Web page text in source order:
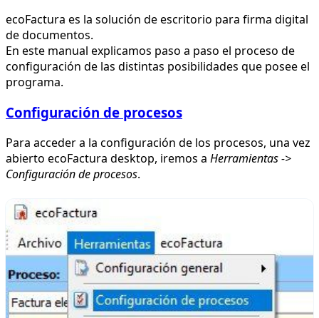
ecoFactura es la solución de escritorio para firma digital
de documentos.
En este manual explicamos paso a paso el proceso de
configuración de las distintas posibilidades que posee el
programa.
Configuración de procesos
Para acceder a la configuración de los procesos, una vez
abierto ecoFactura desktop, iremos a Herramientas ->
Configuración de procesos.